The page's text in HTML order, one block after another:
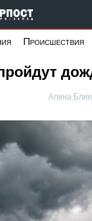
Форпост Северо-
Происшествия
Алина